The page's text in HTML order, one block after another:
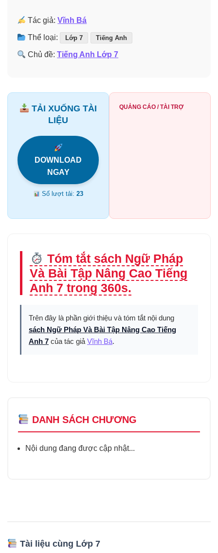
Tác giả:Vĩnh Bá
Thể loại: Lớp 7 Tiếng Anh
Chủ đề:Tiếng Anh Lớp 7
TẢI XUỐNG TÀI
LIỆU
DOWNLOAD
NGAY
Số lượt tải:23
QUẢNG CÁO / TÀI TRỢ
Tóm tắt sách Ngữ Pháp
Và Bài Tập Nâng Cao Tiếng
Anh 7 trong 360s.
Trên đây là phần giới thiệu và tóm tắt nội dung
sách Ngữ Pháp Và Bài Tập Nâng Cao Tiếng
Anh 7 của tác giả Vĩnh Bá.
DANH SÁCH CHƯƠNG
Nội dung đang được cập nhật...
Tài liệu cùng Lớp 7